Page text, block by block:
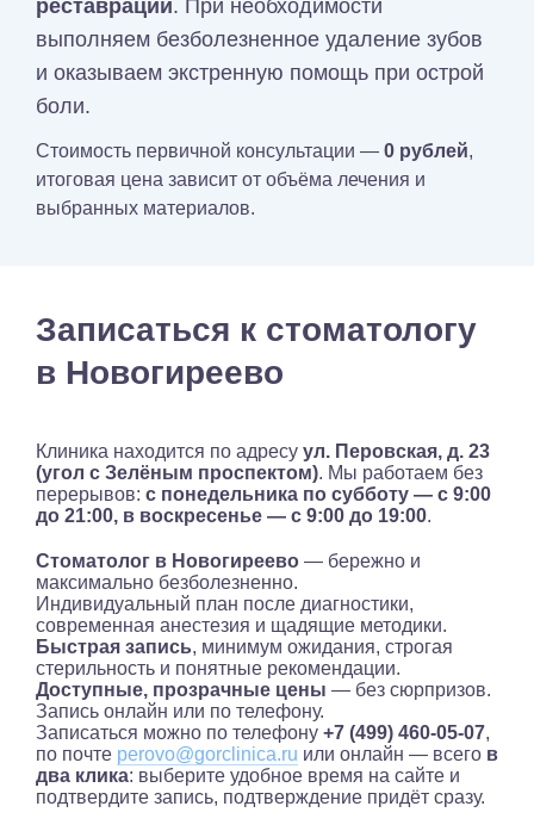
реставрации. При необходимости
выполняем безболезненное удаление зубов
и оказываем экстренную помощь при острой
боли.
Стоимость первичной консультации — 0 рублей,
итоговая цена зависит от объёма лечения и
выбранных материалов.
Записаться к стоматологу
в Новогиреево
Клиника находится по адресу ул. Перовская, д. 23
(угол с Зелёным проспектом). Мы работаем без
перерывов: с понедельника по субботу — с 9:00
до 21:00, в воскресенье — с 9:00 до 19:00.
Стоматолог в Новогиреево — бережно и
максимально безболезненно.
Индивидуальный план после диагностики,
современная анестезия и щадящие методики.
Быстрая запись, минимум ожидания, строгая
стерильность и понятные рекомендации.
Доступные, прозрачные цены — без сюрпризов.
Запись онлайн или по телефону.
Записаться можно по телефону +7 (499) 460-05-07,
по почте perovo@gorclinica.ru или онлайн — всего в
два клика: выберите удобное время на сайте и
подтвердите запись, подтверждение придёт сразу.